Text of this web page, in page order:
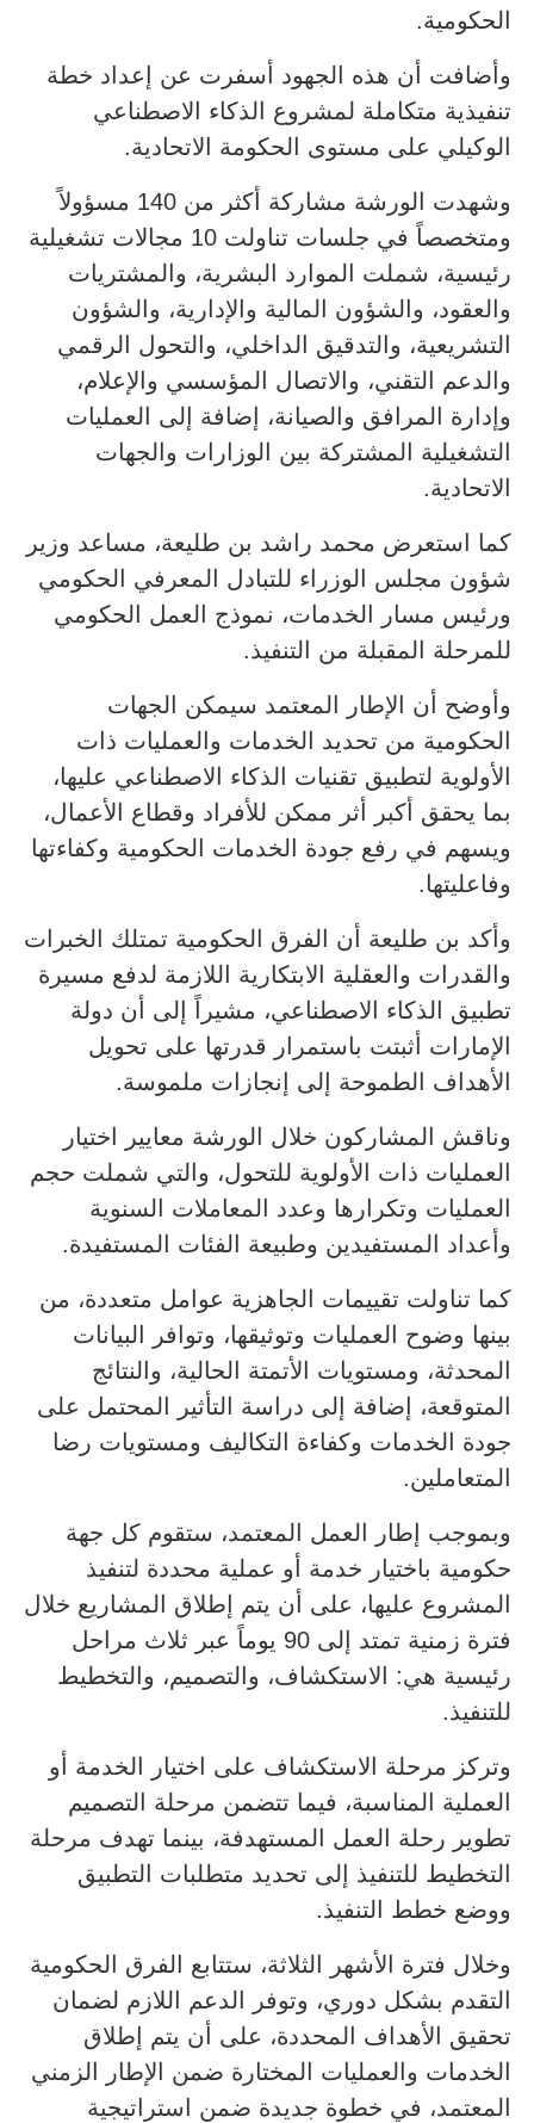
الحكومية.
وأضافت أن هذه الجهود أسفرت عن إعداد خطة
تنفيذية متكاملة لمشروع الذكاء الاصطناعي
الوكيلي على مستوى الحكومة الاتحادية.
وشهدت الورشة مشاركة أكثر من 140 مسؤولاً
ومتخصصاً في جلسات تناولت 10 مجالات تشغيلية
رئيسية، شملت الموارد البشرية، والمشتريات
والعقود، والشؤون المالية والإدارية، والشؤون
التشريعية، والتدقيق الداخلي، والتحول الرقمي
والدعم التقني، والاتصال المؤسسي والإعلام،
وإدارة المرافق والصيانة، إضافة إلى العمليات
التشغيلية المشتركة بين الوزارات والجهات
الاتحادية.
كما استعرض محمد راشد بن طليعة، مساعد وزير
شؤون مجلس الوزراء للتبادل المعرفي الحكومي
ورئيس مسار الخدمات، نموذج العمل الحكومي
للمرحلة المقبلة من التنفيذ.
وأوضح أن الإطار المعتمد سيمكن الجهات
الحكومية من تحديد الخدمات والعمليات ذات
الأولوية لتطبيق تقنيات الذكاء الاصطناعي عليها،
بما يحقق أكبر أثر ممكن للأفراد وقطاع الأعمال،
ويسهم في رفع جودة الخدمات الحكومية وكفاءتها
وفاعليتها.
وأكد بن طليعة أن الفرق الحكومية تمتلك الخبرات
والقدرات والعقلية الابتكارية اللازمة لدفع مسيرة
تطبيق الذكاء الاصطناعي، مشيراً إلى أن دولة
الإمارات أثبتت باستمرار قدرتها على تحويل
الأهداف الطموحة إلى إنجازات ملموسة.
وناقش المشاركون خلال الورشة معايير اختيار
العمليات ذات الأولوية للتحول، والتي شملت حجم
العمليات وتكرارها وعدد المعاملات السنوية
وأعداد المستفيدين وطبيعة الفئات المستفيدة.
كما تناولت تقييمات الجاهزية عوامل متعددة، من
بينها وضوح العمليات وتوثيقها، وتوافر البيانات
المحدثة، ومستويات الأتمتة الحالية، والنتائج
المتوقعة، إضافة إلى دراسة التأثير المحتمل على
جودة الخدمات وكفاءة التكاليف ومستويات رضا
المتعاملين.
وبموجب إطار العمل المعتمد، ستقوم كل جهة
حكومية باختيار خدمة أو عملية محددة لتنفيذ
المشروع عليها، على أن يتم إطلاق المشاريع خلال
فترة زمنية تمتد إلى 90 يوماً عبر ثلاث مراحل
رئيسية هي: الاستكشاف، والتصميم، والتخطيط
للتنفيذ.
وتركز مرحلة الاستكشاف على اختيار الخدمة أو
العملية المناسبة، فيما تتضمن مرحلة التصميم
تطوير رحلة العمل المستهدفة، بينما تهدف مرحلة
التخطيط للتنفيذ إلى تحديد متطلبات التطبيق
ووضع خطط التنفيذ.
وخلال فترة الأشهر الثلاثة، ستتابع الفرق الحكومية
التقدم بشكل دوري، وتوفر الدعم اللازم لضمان
تحقيق الأهداف المحددة، على أن يتم إطلاق
الخدمات والعمليات المختارة ضمن الإطار الزمني
المعتمد، في خطوة جديدة ضمن استراتيجية